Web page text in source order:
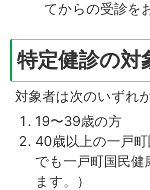
てからの受診を
特定健診の対
対象者は次のいずれ
19〜39歳の方
40歳以上の一戸
でも一戸町国民
ます。）